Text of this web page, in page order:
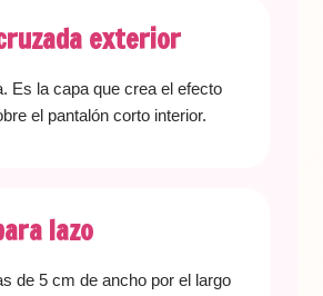
exterior
Es la capa que crea el efecto
el pantalón corto interior.
lazo
de 5 cm de ancho por el largo